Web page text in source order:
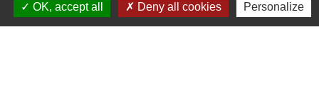
OK, accept all
Deny all cookies Personalize